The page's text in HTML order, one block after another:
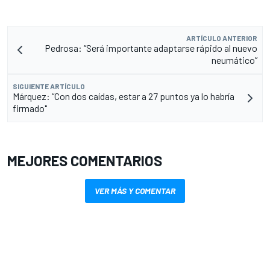
ARTÍCULO ANTERIOR
Pedrosa: “Será importante adaptarse rápido al nuevo
neumático”
SIGUIENTE ARTÍCULO
Márquez: “Con dos caídas, estar a 27 puntos ya lo habría
firmado"
MEJORES COMENTARIOS
VER MÁS Y COMENTAR